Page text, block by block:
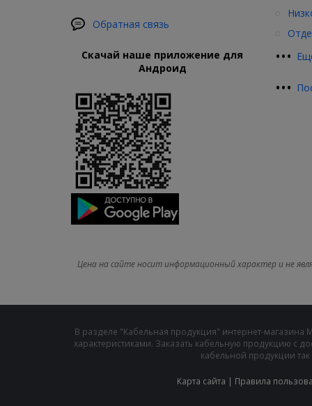
Обратная связь
Скачай наше приложение для
Андроид
•••
•••
Цена на сайте носит информационный характер и не
В разделе "Кабельная продукция" интернет-
характеристиками. Заказать кабельную продукцию с
кабельной продукции
Карта сайта | Правила